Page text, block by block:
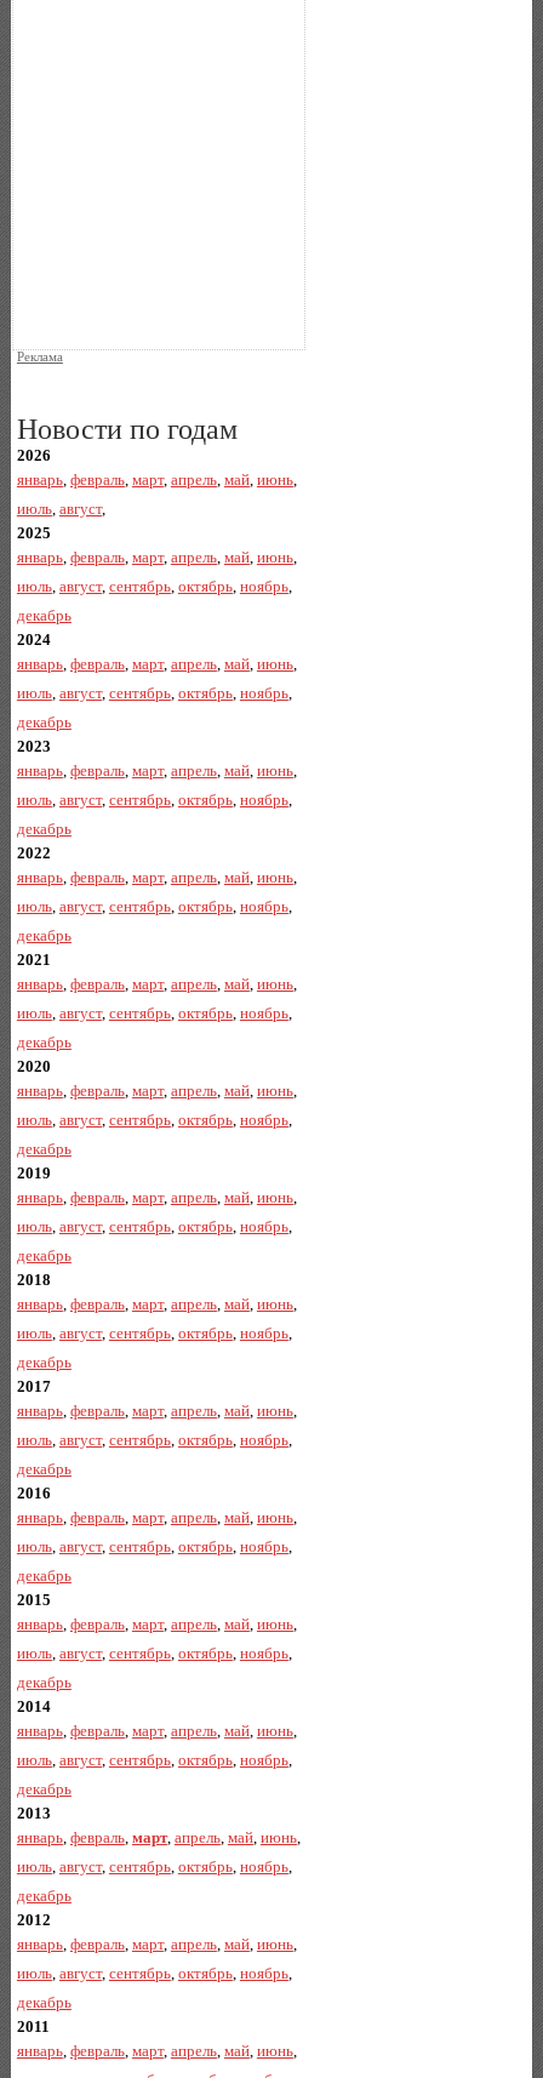
Реклама
Новости по годам
2026
январь, февраль, март, апрель, май, июнь,
июль, август,
2025
январь, февраль, март, апрель, май, июнь,
июль, август, сентябрь, октябрь, ноябрь,
декабрь
2024
январь, февраль, март, апрель, май, июнь,
июль, август, сентябрь, октябрь, ноябрь,
декабрь
2023
январь, февраль, март, апрель, май, июнь,
июль, август, сентябрь, октябрь, ноябрь,
декабрь
2022
январь, февраль, март, апрель, май, июнь,
июль, август, сентябрь, октябрь, ноябрь,
декабрь
2021
январь, февраль, март, апрель, май, июнь,
июль, август, сентябрь, октябрь, ноябрь,
декабрь
2020
январь, февраль, март, апрель, май, июнь,
июль, август, сентябрь, октябрь, ноябрь,
декабрь
2019
январь, февраль, март, апрель, май, июнь,
июль, август, сентябрь, октябрь, ноябрь,
декабрь
2018
январь, февраль, март, апрель, май, июнь,
июль, август, сентябрь, октябрь, ноябрь,
декабрь
2017
январь, февраль, март, апрель, май, июнь,
июль, август, сентябрь, октябрь, ноябрь,
декабрь
2016
январь, февраль, март, апрель, май, июнь,
июль, август, сентябрь, октябрь, ноябрь,
декабрь
2015
январь, февраль, март, апрель, май, июнь,
июль, август, сентябрь, октябрь, ноябрь,
декабрь
2014
январь, февраль, март, апрель, май, июнь,
июль, август, сентябрь, октябрь, ноябрь,
декабрь
2013
январь, февраль, март, апрель, май, июнь,
июль, август, сентябрь, октябрь, ноябрь,
декабрь
2012
январь, февраль, март, апрель, май, июнь,
июль, август, сентябрь, октябрь, ноябрь,
декабрь
2011
январь, февраль, март, апрель, май, июнь,